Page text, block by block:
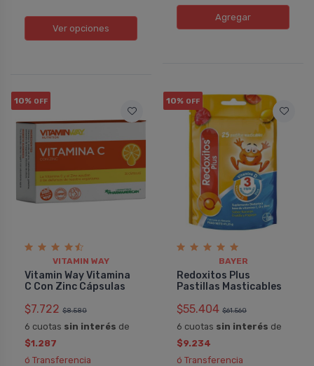
Ver opciones
Agregar
10% OFF
VITAMIN WAY
Vitamin Way Vitamina
C Con Zinc Cápsulas
$7.722 $8.580
6 cuotas sin interés de
$1.287
ó Transferencia
10% OFF
BAYER
Redoxitos Plus
Pastillas Masticables
$55.404 $61.560
6 cuotas sin interés de
$9.234
ó Transferencia